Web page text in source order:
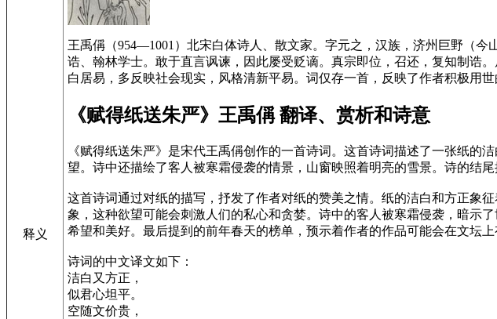
释义
王禹偁（954—1001）北宋白体诗人、散文家。字元之，汉族，济州巨野（
诰、翰林学士。敢于直言讽谏，因此屡受贬谪。真宗即位，召还，复知制诰
白居易，多反映社会现实，风格清新平易。词仅存一首，反映了作者积极用
《赋得纸送朱严》王禹偁 翻译、赏析和诗意
《赋得纸送朱严》是宋代王禹偁创作的一首诗词。这首诗词描述了一张纸
望。诗中还描绘了客人被寒霜侵袭的情景，山窗映照着明亮的雪景。诗的结
这首诗词通过对纸的描写，抒发了作者对纸的赞美之情。纸的洁白和方正象
象，这种欲望可能会刺激人们的私心和贪婪。诗中的客人被寒霜侵袭，暗示
希望和美好。最后提到的前年春天的榜单，预示着作者的作品可能会在文坛
诗词的中文译文如下：
洁白又方正，
似君心坦平。
空随文价贵，